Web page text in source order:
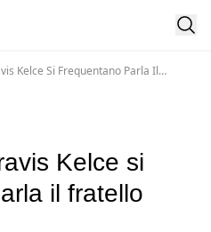
Kelce Si Frequentano Parla Il
Kelce si
il fratello